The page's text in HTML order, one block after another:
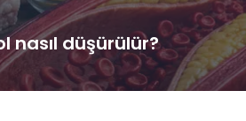
nasıl düşürülür?